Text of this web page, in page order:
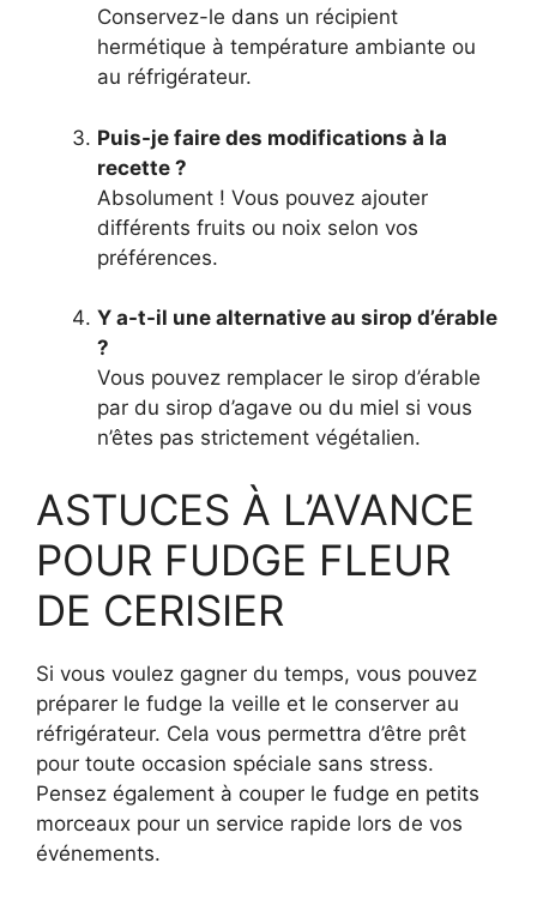
Conservez-le dans un récipient
hermétique à température ambiante ou
au réfrigérateur.
Puis-je faire des modifications à la
recette ?
Absolument ! Vous pouvez ajouter
différents fruits ou noix selon vos
préférences.
Y a-t-il une alternative au sirop d’érable
?
Vous pouvez remplacer le sirop d’érable
par du sirop d’agave ou du miel si vous
n’êtes pas strictement végétalien.
ASTUCES À L’AVANCE
POUR FUDGE FLEUR
DE CERISIER
Si vous voulez gagner du temps, vous pouvez
préparer le fudge la veille et le conserver au
réfrigérateur. Cela vous permettra d’être prêt
pour toute occasion spéciale sans stress.
Pensez également à couper le fudge en petits
morceaux pour un service rapide lors de vos
événements.